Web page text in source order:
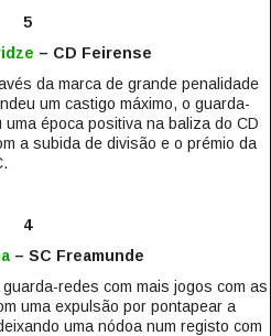
5
– CD Feirense
da marca de grande penalidade
um castigo máximo, o guarda-
época positiva na baliza do CD
a subida de divisão e o prémio da
4
– SC Freamunde
redes com mais jogos com as
uma expulsão por pontapear a
uma nódoa num registo com